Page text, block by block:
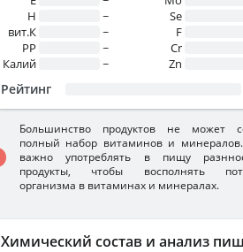
Химический состав и анализ
H
~
вит.К
~
PP
~
Калий
~
Se
F
Cr
Zn
Рейтинг
Большинство продуктов не может
полный набор витаминов и
важно употреблять в пищу
продукты, чтобы восполнять
организма в витаминах и минералах.